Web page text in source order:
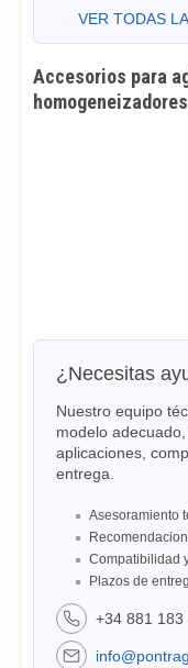
VER TODAS
Accesorios para
homogeneizadores
¿Necesitas
Nuestro equipo
modelo
aplicaciones,
entrega.
Asesoramiento
Compatibilidad
Plazos de
+34 881 183